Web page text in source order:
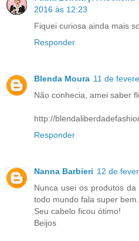
2016 às 12:23
Fiquei curiosa ainda mais
Responder
Blenda Moura 11 de
Não conhecia, amei saber
http://
Responder
Nanna Barbieri 12 de
Nunca usei os produtos
todo mundo fala super
Seu cabelo ficou ótimo!
Beijos